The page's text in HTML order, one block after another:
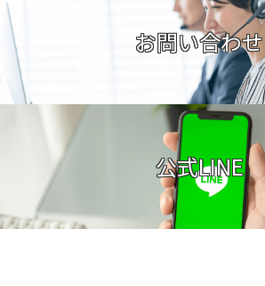
お問い合わせ
公式LINE